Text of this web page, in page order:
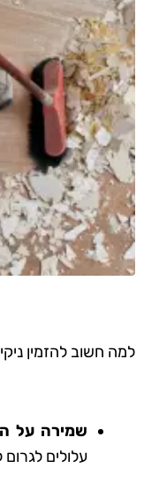
למה חשוב להזמין
שמירה על
עלולים לגרום